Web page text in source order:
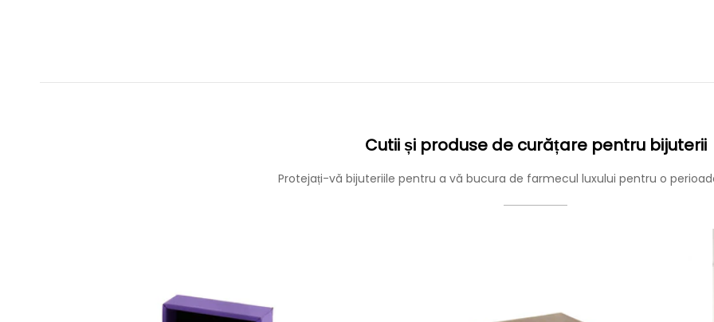
Cutii și produse de curățare pentru bijuterii
Protejați-vă bijuteriile pentru a vă bucura de farmecul luxului pentru o